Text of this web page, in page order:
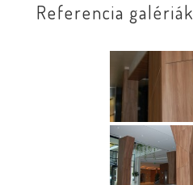
Referencia galériák